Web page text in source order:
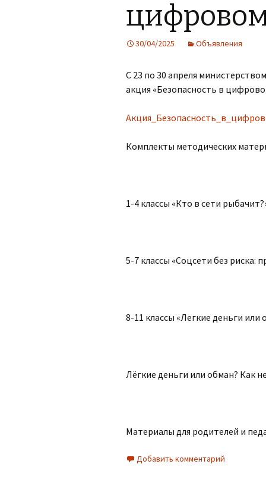
Организация питания в
образовательной
организации
30/04/2025 Объявления
С 23 по 30 апреля
акция «Безопасность в
Комплекты методических
1-4 классы «Кто в сети
5-7 классы «Соцсети без риска:
8-11 классы «Легкие деньги или
Лёгкие деньги или обман? Как
Материалы для родителей и
Добавить комментарий